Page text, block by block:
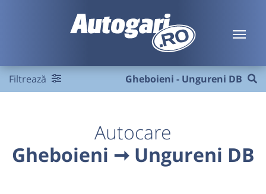
Filtrează Gheboieni - Ungureni DB
Autocare
Gheboieni ➞ Ungureni DB